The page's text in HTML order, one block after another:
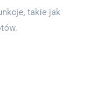
takie jak